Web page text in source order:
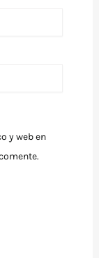
y web en